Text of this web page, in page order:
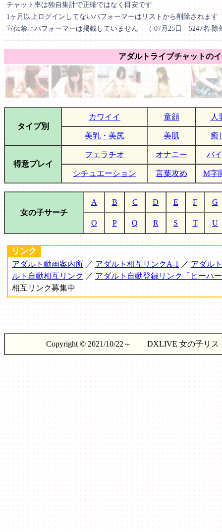
チャット率は独自集計で正確ではなく目安です
1ヶ月以上ログインしてないパフォーマーはリストから削除されます
宣伝禁止パフォーマーは掲載していません （ 07月25日 5247名 除
アダルトライブチャットの
タイプ別
カワイイ 童顔 人
美乳・美尻 美肌 癒
得意プレイ
フェラチオ オナニー バ
シチュエーション 言葉攻め M字
女の子サーチ
A B C D E F G
O P Q R S T U
リンク
アダルト動画案内所 ／ アダルト相互リンクA-1 ／アダル
ルト自動相互リンク ／ アダルト自動登録リンク「ヒーハ
相互リンク募集中
Copyright © 2021/10/22～ DXLIVE 女の子